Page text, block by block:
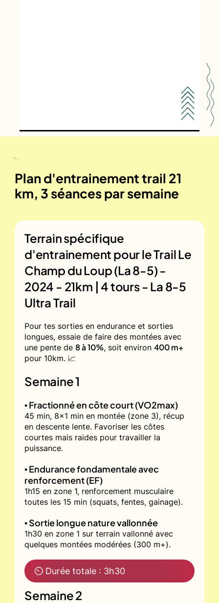
Plan d'entrainement trail 21
km, 3 séances par semaine
Terrain spécifique
d'entrainement pour leTrail Le
Champ du Loup (La 8-5) -
2024 - 21km | 4 tours - La 8-5
Ultra Trail
Pour tes sorties en endurance et sorties
longues, essaie de faire des montées avec
une pente de 8 à 10%, soit environ 400 m+
pour 10km. 📈
Semaine 1
▪️ Fractionné en côte court (VO2max)
45 min, 8x1 min en montée (zone 3), récup
en descente lente. Favoriser les côtes
courtes mais raides pour travailler la
puissance.
▪️ Endurance fondamentale avec
renforcement (EF)
1h15 en zone 1, renforcement musculaire
toutes les 15 min (squats, fentes, gainage).
▪️ Sortie longue nature vallonnée
1h30 en zone 1 sur terrain vallonné avec
quelques montées modérées (300 m+).
⏲ Durée totale : 3h30
Semaine 2